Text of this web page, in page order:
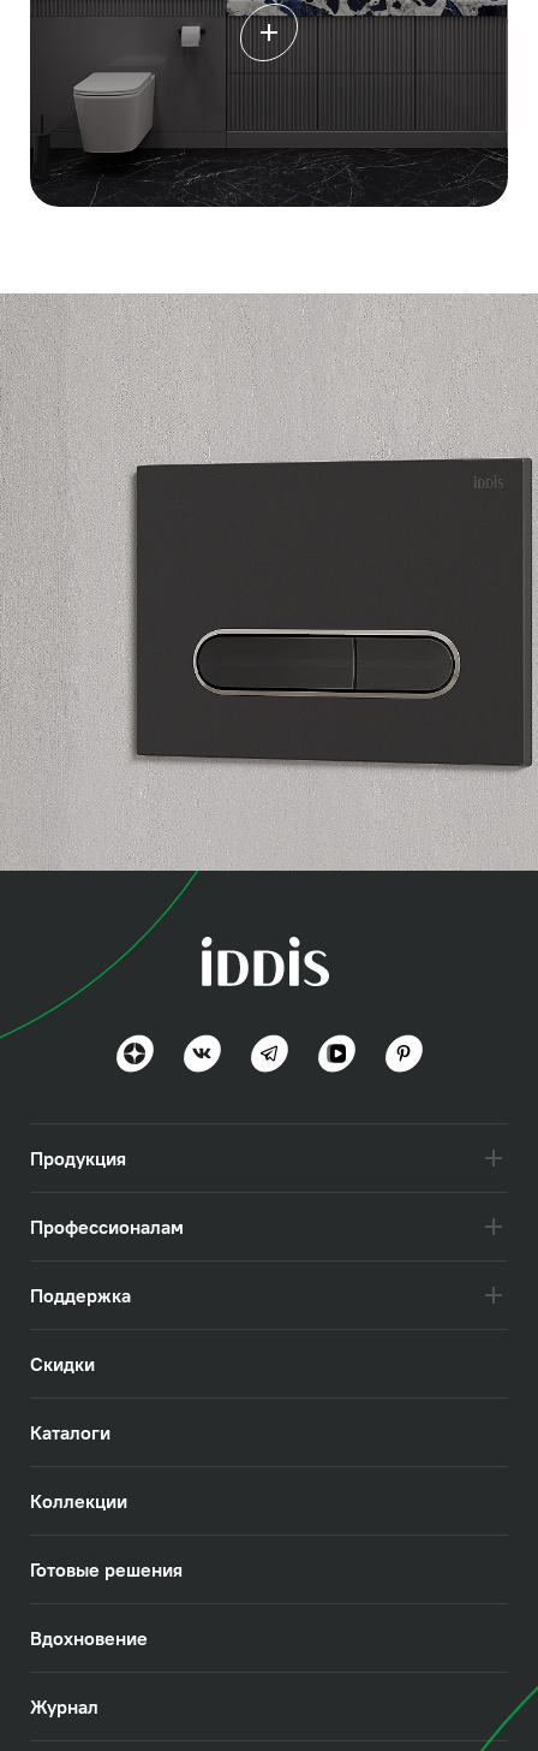
Юнификс (Unifix)
Продукция
Профессионалам
Поддержка
Скидки
Каталоги
Коллекции
Готовые решения
Вдохновение
Журнал